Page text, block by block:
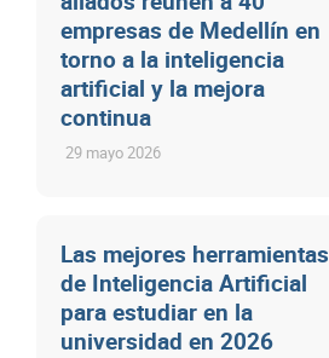
empresas de Medellín en
torno a la inteligencia
artificial y la mejora
continua
29 mayo 2026
Las mejores herramientas
de Inteligencia Artificial
para estudiar en la
universidad en 2026